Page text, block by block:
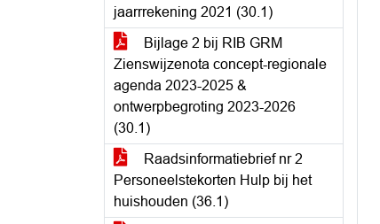
jaarrrekening 2021 (30.1)
Bijlage 2 bij RIB GRM
Zienswijzenota concept-regionale
agenda 2023-2025 &
ontwerpbegroting 2023-2026
(30.1)
Raadsinformatiebrief nr 2
Personeelstekorten Hulp bij het
huishouden (36.1)